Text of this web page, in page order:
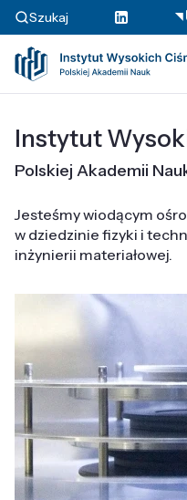
Szukaj
Instytut
Polskiej Akademii
Jesteśmy wiodącym
w dziedzinie fizyki i
inżynierii materiałowej.